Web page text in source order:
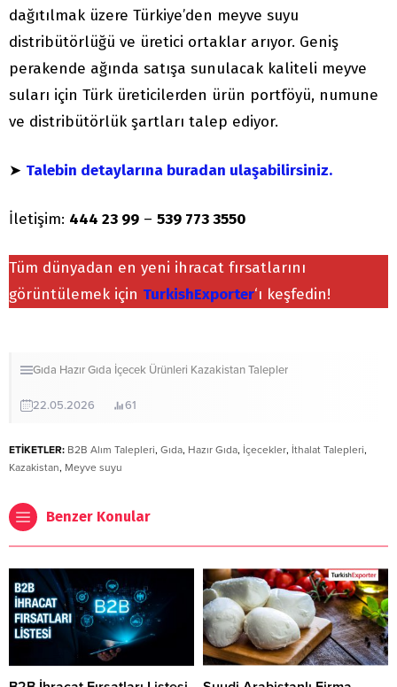
dağıtılmak üzere Türkiye’den meyve suyu
distribütörlüğü ve üretici ortaklar arıyor. Geniş
perakende ağında satışa sunulacak kaliteli meyve
suları için Türk üreticilerden ürün portföyü, numune
ve distribütörlük şartları talep ediyor.
➤ Talebin detaylarına buradan ulaşabilirsiniz.
İletişim: 444 23 99 – 539 773 3550
Tüm dünyadan en yeni ihracat fırsatlarını
görüntülemek için TurkishExporter‘ı keşfedin!
Gıda Hazır Gıda İçecek Ürünleri KazakistanTalepler
22.05.2026 61
ETİKETLER: B2B Alım Talepleri, Gıda, Hazır Gıda, İçecekler, İthalat Talepleri,
Kazakistan, Meyve suyu
Benzer Konular